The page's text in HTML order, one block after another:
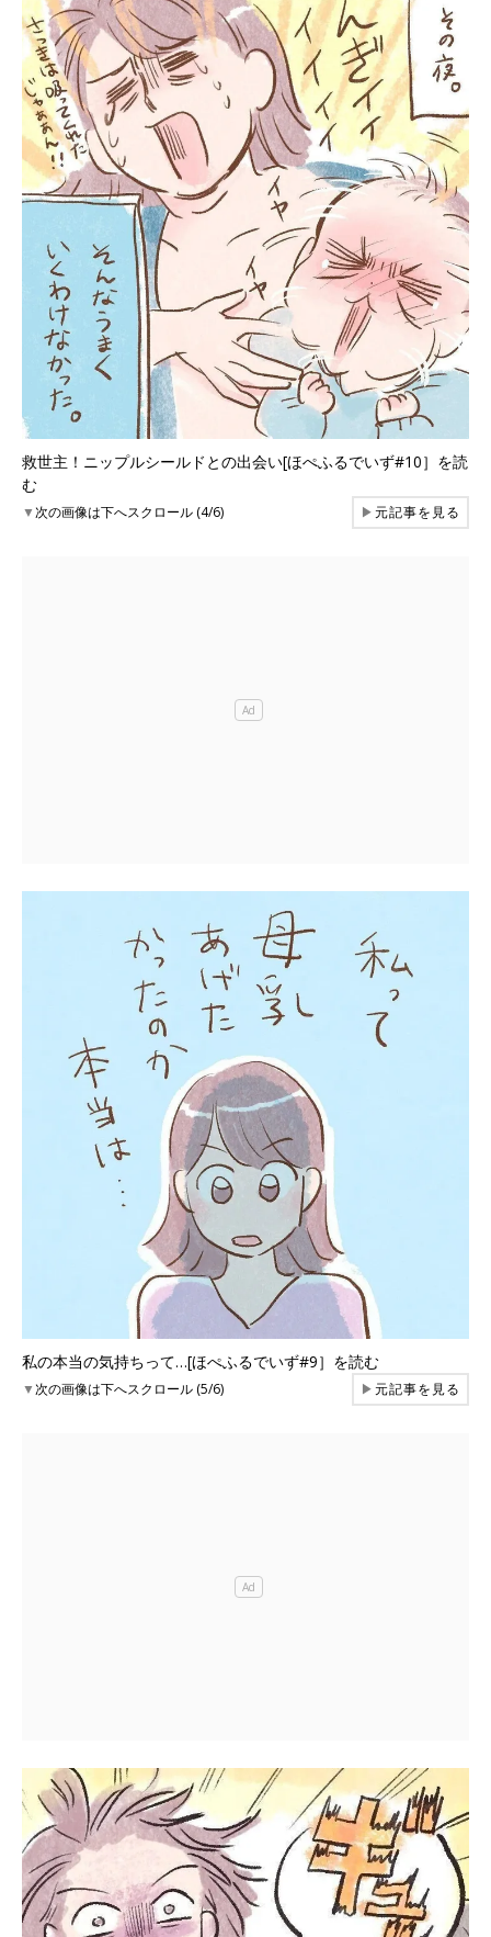
救世主！ニップルシールドとの出会い[ほぺふるでいず#10］を読
む
▼次の画像は下へスクロール (4/6) ▶元記事を見る
私の本当の気持ちって…[ほぺふるでいず#9］を読む
▼次の画像は下へスクロール (5/6) ▶元記事を見る